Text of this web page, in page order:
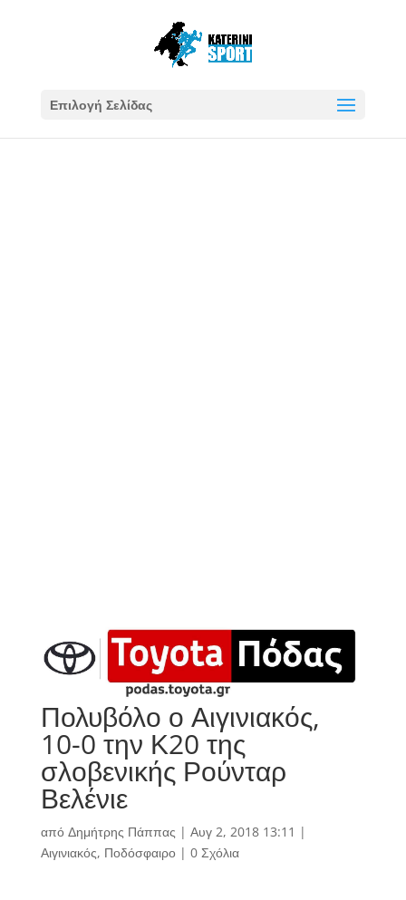
Επιλογή Σελίδας
Πολυβόλο ο Αιγινιακός,
10-0 την Κ20 της
σλοβενικής Ρούνταρ
Βελένιε
από Δημήτρης Πάππας | Αυγ 2, 2018 13:11 |
Αιγινιακός, Ποδόσφαιρο| 0 Σχόλια